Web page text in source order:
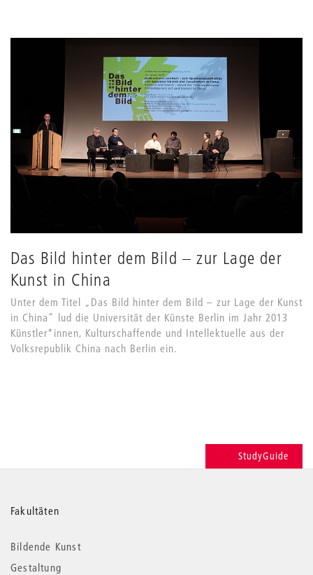
Das Bild hinter dem Bild – zur Lage der
Kunst in China
Unter dem Titel „Das Bild hinter dem Bild – zur Lage der Kunst
in China“ lud die Universität der Künste Berlin im Jahr 2013
Künstler*innen, Kulturschaffende und Intellektuelle aus der
Volksrepublik China nach Berlin ein.
StudyGuide
Weitere
Informationen
Fakultäten
Bildende Kunst
Gestaltung